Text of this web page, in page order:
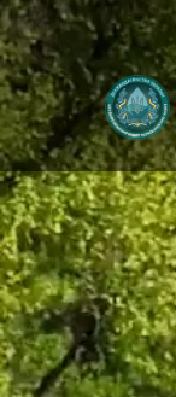
[newyear_garland]